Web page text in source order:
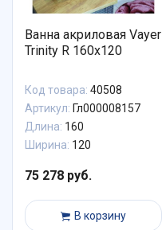
Ванна акриловая Vayer
Trinity R 160x120
Код товара: 40508
Артикул: Гл000008157
Длина: 160
Ширина: 120
75 278 руб.
В корзину